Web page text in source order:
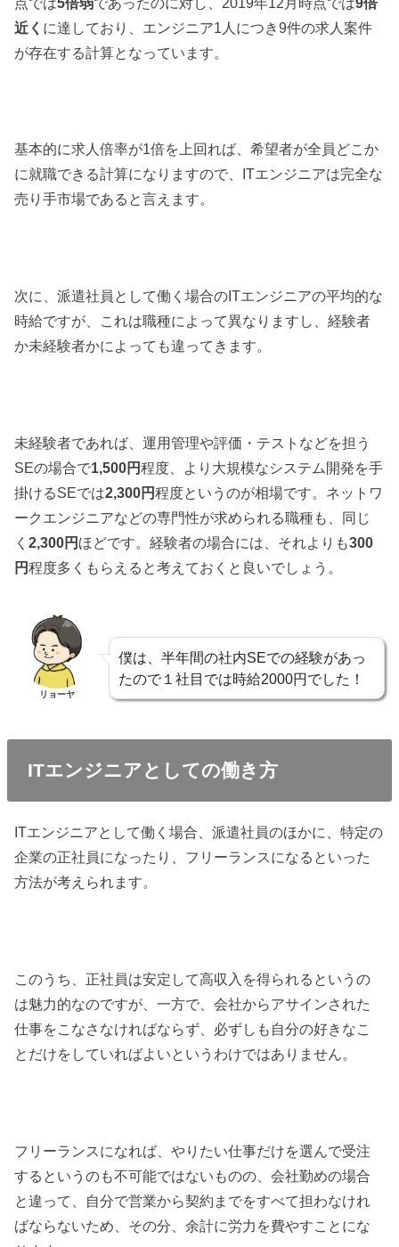
近く に達しており、エンジニア1人につき9件の求人案件
が存在する計算となっています。
基本的に求人倍率が1倍を上回れば、希望者が全員どこか
に就職できる計算になりますので、ITエンジニアは完全な
売り手市場であると言えます。
次に、派遣社員として働く場合のITエンジニアの平均的な
時給ですが、これは職種によって異なりますし、経験者
か未経験者かによっても違ってきます。
未経験者であれば、運用管理や評価・テストなどを担う
SEの場合で1,500円程度、より大規模なシステム開発を手
掛けるSEでは2,300円程度というのが相場です。ネットワ
ークエンジニアなどの専門性が求められる職種も、同じ
く2,300円 ほどです。経験者の場合には、それよりも300
円程度多くもらえると考えておくと良いでしょう。
リョーヤ
僕は、半年間の社内SEでの経験があっ
たので１社目では時給2000円でした！
ITエンジニアとしての働き方
ITエンジニアとして働く場合、派遣社員のほかに、特定の
企業の正社員になったり、フリーランスになるといった
方法が考えられます。
このうち、正社員は安定して高収入を得られるというの
は魅力的なのですが、一方で、会社からアサインされた
仕事をこなさなければならず、必ずしも自分の好きなこ
とだけをしていればよいというわけではありません。
フリーランスになれば、やりたい仕事だけを選んで受注
するというのも不可能ではないものの、会社勤めの場合
と違って、自分で営業から契約までをすべて担わなけれ
ばならないため、その分、余計に労力を費やすことにな